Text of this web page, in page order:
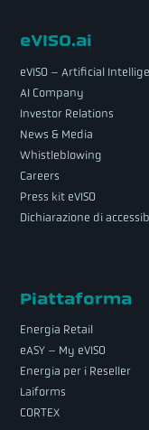
eVISO.ai
eVISO – Artificial
AI Company
Investor Relations
News & Media
Whistleblowing
Careers
Press kit eVISO
Dichiarazione di
Piattaforma
Energia Retail
eASY – My eVISO
Energia per i Reseller
Laiforms
CORTEX